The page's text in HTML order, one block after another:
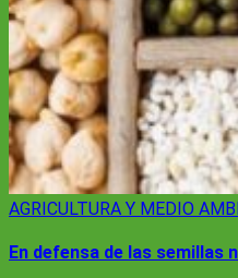
AGRICULTURA Y MEDIO
En defensa de las semillas